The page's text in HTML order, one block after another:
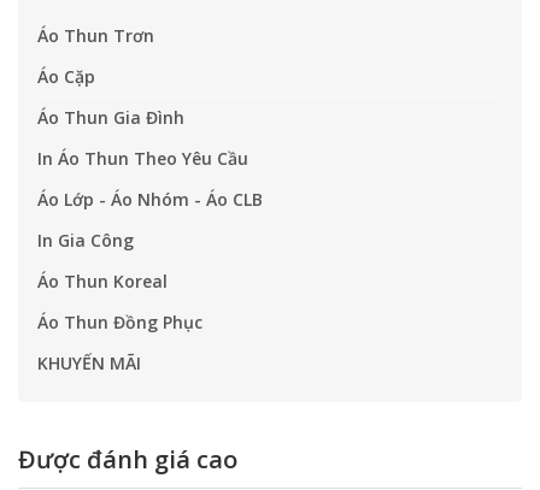
Áo Thun Trơn
Áo Cặp
Áo Thun Gia Đình
In Áo Thun Theo Yêu Cầu
Áo Lớp - Áo Nhóm - Áo CLB
In Gia Công
Áo Thun Koreal
Áo Thun Đồng Phục
KHUYẾN MÃI
Được đánh giá cao